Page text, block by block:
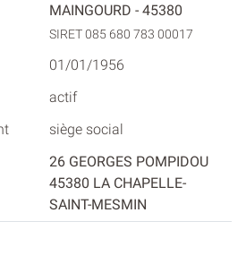
MAINGOURD - 45380
SIRET 085 680 783 00017
01/01/1956
actif
siège social
26 GEORGES POMPIDOU
45380 LA CHAPELLE-
SAINT-MESMIN